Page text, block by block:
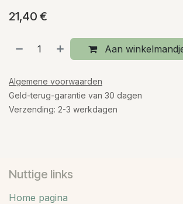
21,40 €
Aan
Algemene voorwaarden
Geld-terug-garantie van 30 dagen
Verzending: 2-3 werkdagen
Nuttige links
Home pagina